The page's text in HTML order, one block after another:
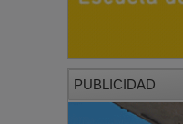
PUBLICIDAD